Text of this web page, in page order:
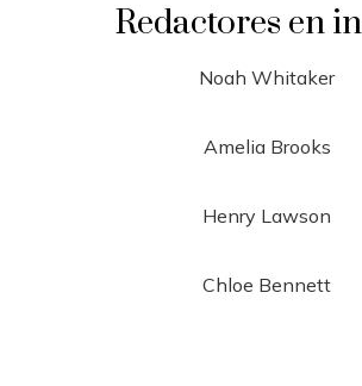
Redactores en
Noah Whitaker
Amelia Brooks
Henry Lawson
Chloe Bennett